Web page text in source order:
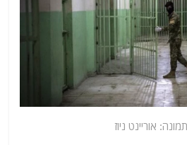
אוריינט ניוז